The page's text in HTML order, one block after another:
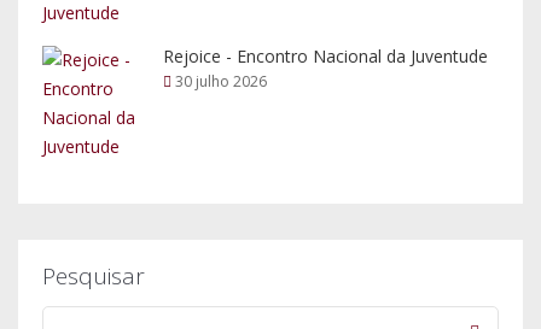
Rejoice - Encontro Nacional da Juventude
30 julho 2026
Pesquisar